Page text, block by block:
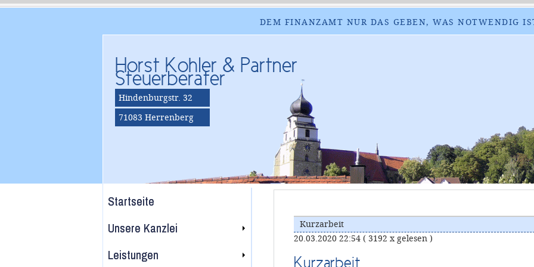
DEM FINANZAMT NUR DAS GEBEN, WAS NOTWENDIG
Horst Kohler & Partner
Steuerberater
Hindenburgstr. 32
71083 Herrenberg
Startseite
Unsere Kanzlei
Leistungen
Kurzarbeit
20.03.2020 22:54 ( 3192 x gelesen )
Kurzarbeit